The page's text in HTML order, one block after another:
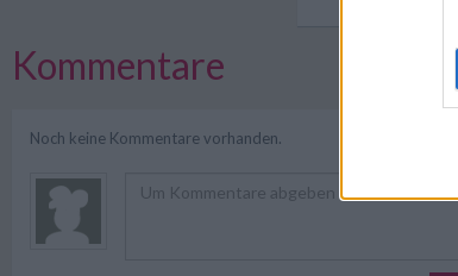
Kommentare
Noch keine Kommentare vorhanden.